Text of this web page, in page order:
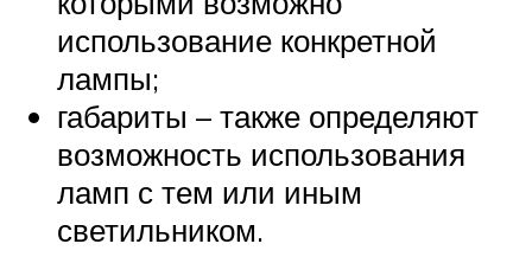
использование конкретной
лампы;
габариты – также определяют
возможность использования
ламп с тем или иным
светильником.